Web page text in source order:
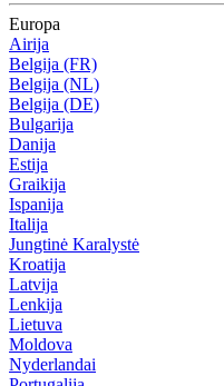
Europa
Airija
Belgija (FR)
Belgija (NL)
Belgija (DE)
Bulgarija
Danija
Estija
Graikija
Ispanija
Italija
Jungtinė Karalystė
Kroatija
Latvija
Lenkija
Lietuva
Moldova
Nyderlandai